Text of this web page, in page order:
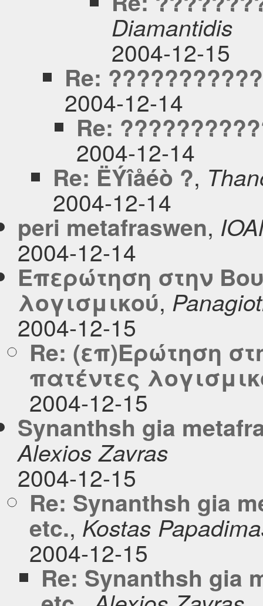
Diamantidis
2004-12-15
Re:
2004-12-14
Re:
2004-12-14
Re: ËÝîåéò ?,
2004-12-14
peri metafraswen,
2004-12-14
Επερώτηση στην
λογισμικού,
2004-12-15
Re: (επ)Eρώτηση
πατέντες
2004-12-15
Synanthsh gia
Alexios Zavras
2004-12-15
Re: Synanthsh gia
etc., Kostas
2004-12-15
Re: Synanthsh gia